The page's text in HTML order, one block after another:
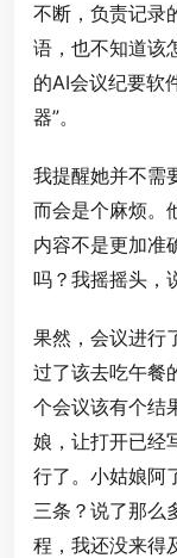
不断，负责记录
语，也不知道该
的AI会议纪要软
器”。
我提醒她并不需
而会是个麻烦。
内容不是更加准
吗？我摇摇头，
果然，会议进行
过了该去吃午
个会议该有个结
娘，让打开已经
行了。小姑娘阿
三条？说了那么
程，我还没来得